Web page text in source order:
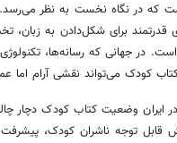
که در نگاه نخست به نظر می‌رسد.
قدرتمند برای شکل‌دادن به زبان،
در جهانی که رسانه‌ها،
کودک می‌تواند نقشی آرام اما
در ایران وضعیت کتاب کودک دچار
قابل توجه ناشران کودک،